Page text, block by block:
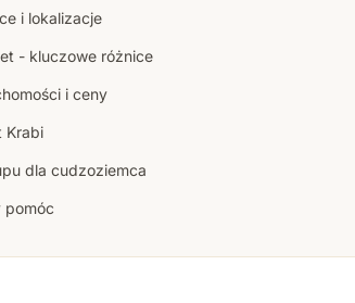
i lokalizacje
- kluczowe różnice
i ceny
Krabi
dla cudzoziemca
pomóc